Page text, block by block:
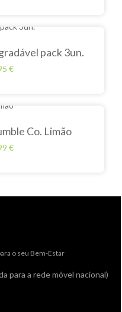
pack 3un.
€
Co. Limão
€
o seu Bem-Estar
para a rede móvel nacional)